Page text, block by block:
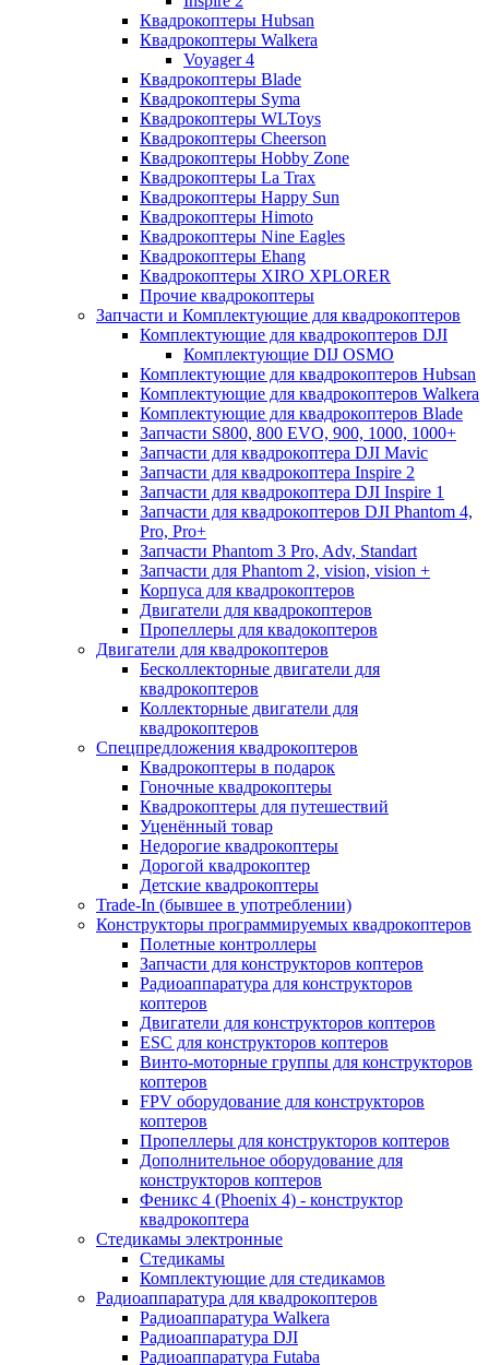
Квадрокоптеры Hubsan
Квадрокоптеры Walkera
Voyager 4
Квадрокоптеры Blade
Квадрокоптеры Syma
Квадрокоптеры WLToys
Квадрокоптеры Cheerson
Квадрокоптеры Hobby Zone
Квадрокоптеры La Trax
Квадрокоптеры Happy Sun
Квадрокоптеры Himoto
Квадрокоптеры Nine Eagles
Квадрокоптеры Ehang
Квадрокоптеры XIRO XPLORER
Прочие квадрокоптеры
Запчасти и Комплектующие для квадрокоптеров
Комплектующие для квадрокоптеров DJI
Комплектующие DIJ OSMO
Комплектующие для квадрокоптеров Hubsan
Комплектующие для квадрокоптеров Walkera
Комплектующие для квадрокоптеров Blade
Запчасти S800, 800 EVO, 900, 1000, 1000+
Запчасти для квадрокоптера DJI Mavic
Запчасти для квадрокоптера Inspire 2
Запчасти для квадрокоптера DJI Inspire 1
Запчасти для квадрокоптеров DJI Phantom 4,
Pro, Pro+
Запчасти Phantom 3 Pro, Adv, Standart
Запчасти для Phantom 2, vision, vision +
Корпуса для квадрокоптеров
Двигатели для квадрокоптеров
Пропеллеры для квадокоптеров
Двигатели для квадрокоптеров
Бесколлекторные двигатели для
квадрокоптеров
Коллекторные двигатели для
квадрокоптеров
Спецпредложения квадрокоптеров
Квадрокоптеры в подарок
Гоночные квадрокоптеры
Квадрокоптеры для путешествий
Уценённый товар
Недорогие квадрокоптеры
Дорогой квадрокоптер
Детские квадрокоптеры
Trade-In (бывшее в употреблении)
Конструкторы программируемых квадрокоптеров
Полетные контроллеры
Запчасти для конструкторов коптеров
Радиоаппаратура для конструкторов
коптеров
Двигатели для конструкторов коптеров
ESC для конструкторов коптеров
Винто-моторные группы для конструкторов
коптеров
FPV оборудование для конструкторов
коптеров
Пропеллеры для конструкторов коптеров
Дополнительное оборудование для
конструкторов коптеров
Феникс 4 (Phoenix 4) - конструктор
квадрокоптера
Cтедикамы электронные
Стедикамы
Комплектующие для стедикамов
Радиоаппаратура для квадрокоптеров
Радиоаппаратура Walkera
Радиоаппаратура DJI
Радиоаппаратура Futaba